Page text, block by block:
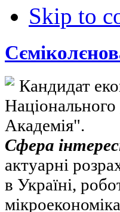
Skip to
Кандидат
Академія".
Сфера
актуарні
в Україні,